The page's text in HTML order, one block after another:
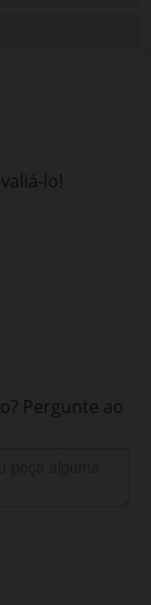
lo!
Pergunte ao